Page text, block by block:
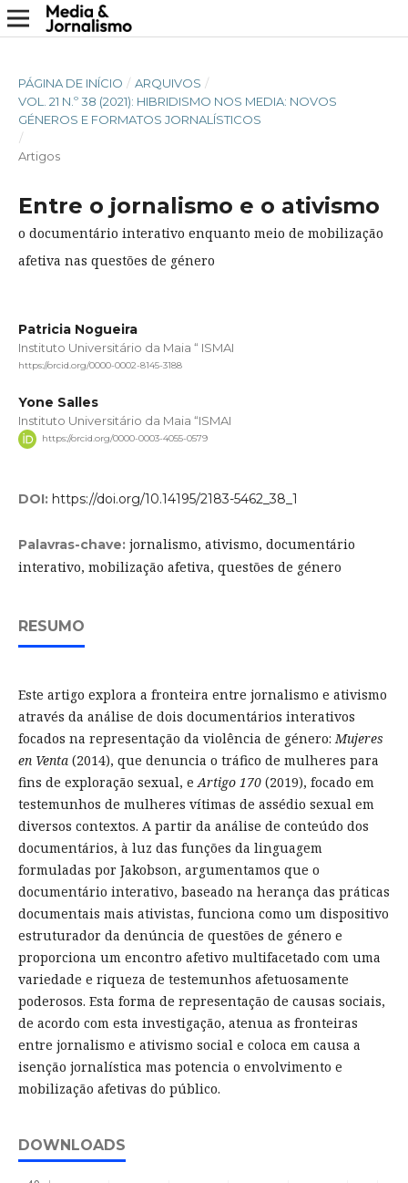
PÁGINA DE INÍCIO / ARQUIVOS /
VOL. 21 N.º 38 (2021): HIBRIDISMO NOS MEDIA: NOVOS
GÉNEROS E FORMATOS JORNALÍSTICOS
/
Artigos
Entre o jornalismo e o ativismo
o documentário interativo enquanto meio de mobilização
afetiva nas questões de género
Patricia Nogueira
Instituto Universitário da Maia “ ISMAI
https://orcid.org/0000-0002-8145-3188
Yone Salles
Instituto Universitário da Maia “ISMAI
https://orcid.org/0000-0003-4055-0579
DOI: https://doi.org/10.14195/2183-5462_38_1
Palavras-chave: jornalismo, ativismo, documentário
interativo, mobilização afetiva, questões de género
RESUMO
Este artigo explora a fronteira entre jornalismo e ativismo
através da análise de dois documentários interativos
focados na representação da violência de género: Mujeres
en Venta(2014), que denuncia o tráfico de mulheres para
fins de exploração sexual, e Artigo 170(2019), focado em
testemunhos de mulheres vítimas de assédio sexual em
diversos contextos. A partir da análise de conteúdo dos
documentários, à luz das funções da linguagem
formuladas por Jakobson, argumentamos que o
documentário interativo, baseado na herança das práticas
documentais mais ativistas, funciona como um dispositivo
estruturador da denúncia de questões de género e
proporciona um encontro afetivo multifacetado com uma
variedade e riqueza de testemunhos afetuosamente
poderosos. Esta forma de representação de causas sociais,
de acordo com esta investigação, atenua as fronteiras
entre jornalismo e ativismo social e coloca em causa a
isenção jornalística mas potencia o envolvimento e
mobilização afetivas do público.
DOWNLOADS